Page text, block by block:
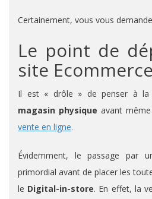
Certainement, vous vous
Le point de
site Ecommerce
Il est « drôle » de penser à la
magasin physique avant
vente en ligne.
Évidemment, le passage par
primordial avant de placer les
le Digital-in-store. En effet, la